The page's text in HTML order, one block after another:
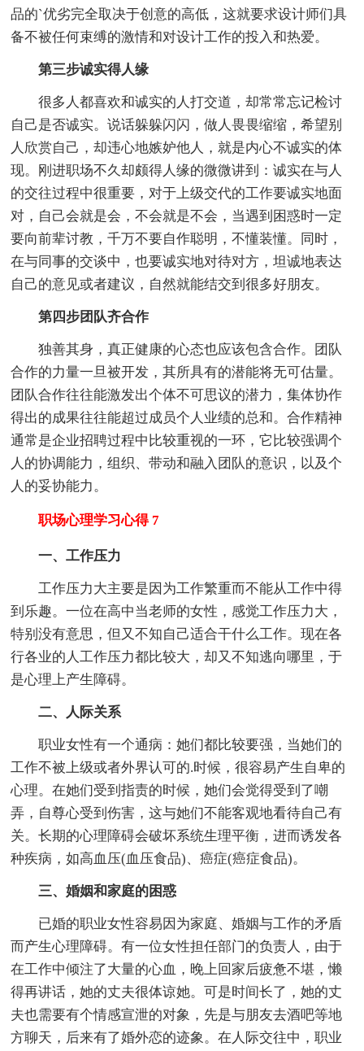
品的`优劣完全取决于创意的高低，这就要求设计师们具
备不被任何束缚的激情和对设计工作的投入和热爱。
第三步诚实得人缘
很多人都喜欢和诚实的人打交道，却常常忘记检讨
自己是否诚实。说话躲躲闪闪，做人畏畏缩缩，希望别
人欣赏自己，却违心地嫉妒他人，就是内心不诚实的体
现。刚进职场不久却颇得人缘的微微讲到：诚实在与人
的交往过程中很重要，对于上级交代的工作要诚实地面
对，自己会就是会，不会就是不会，当遇到困惑时一定
要向前辈讨教，千万不要自作聪明，不懂装懂。同时，
在与同事的交谈中，也要诚实地对待对方，坦诚地表达
自己的意见或者建议，自然就能结交到很多好朋友。
第四步团队齐合作
独善其身，真正健康的心态也应该包含合作。团队
合作的力量一旦被开发，其所具有的潜能将无可估量。
团队合作往往能激发出个体不可思议的潜力，集体协作
得出的成果往往能超过成员个人业绩的总和。合作精神
通常是企业招聘过程中比较重视的一环，它比较强调个
人的协调能力，组织、带动和融入团队的意识，以及个
人的妥协能力。
职场心理学习心得 7
一、工作压力
工作压力大主要是因为工作繁重而不能从工作中得
到乐趣。一位在高中当老师的女性，感觉工作压力大，
特别没有意思，但又不知自己适合干什么工作。现在各
行各业的人工作压力都比较大，却又不知逃向哪里，于
是心理上产生障碍。
二、人际关系
职业女性有一个通病：她们都比较要强，当她们的
工作不被上级或者外界认可的.时候，很容易产生自卑的
心理。在她们受到指责的时候，她们会觉得受到了嘲
弄，自尊心受到伤害，这与她们不能客观地看待自己有
关。长期的心理障碍会破坏系统生理平衡，进而诱发各
种疾病，如高血压(血压食品)、癌症(癌症食品)。
三、婚姻和家庭的困惑
已婚的职业女性容易因为家庭、婚姻与工作的矛盾
而产生心理障碍。有一位女性担任部门的负责人，由于
在工作中倾注了大量的心血，晚上回家后疲惫不堪，懒
得再讲话，她的丈夫很体谅她。可是时间长了，她的丈
夫也需要有个情感宣泄的对象，先是与朋友去酒吧等地
方聊天，后来有了婚外恋的迹象。在人际交往中，职业